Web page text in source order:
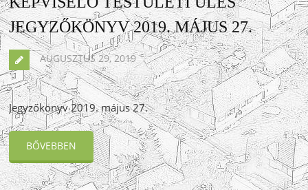
JEGYZŐKÖNYV 2019. MÁJUS 27.
AUGUSZTUS 29, 2019
Jegyzőkönyv 2019. május 27.
BŐVEBBEN